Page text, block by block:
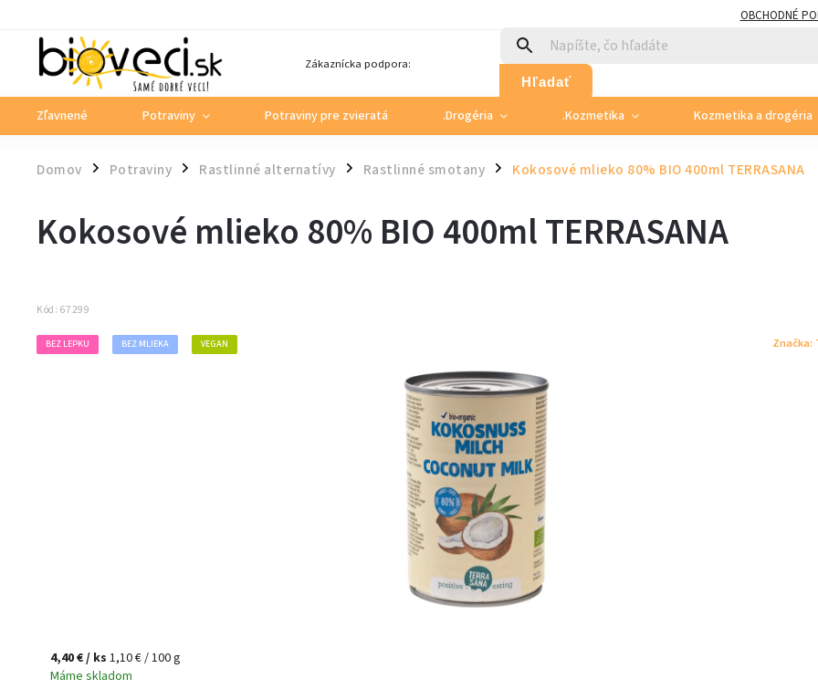
OBCHODNÉ
Zákaznícka podpora:
Hľadať
Zľavnené Potraviny Potraviny pre zvieratá .Drogéria .Kozmetika Kozmetika a drogéria
Domov / Potraviny / Rastlinné alternatívy / Rastlinné smotany / Kokosové mlieko 80% BIO 400ml TERRASANA
Kokosové mlieko 80% BIO 400ml TERRASANA
Kód: 67299
BEZ LEPKU BEZ MLIEKA VEGAN Značka:
4,40 €/ ks 1,10 € / 100 g
Máme skladom